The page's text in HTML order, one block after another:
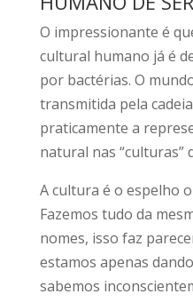
O impressionante é
cultural humano já é
por bactérias. O
transmitida pela
praticamente a
natural nas “culturas”
A cultura é o espelho
Fazemos tudo da
nomes, isso faz
estamos apenas
sabemos